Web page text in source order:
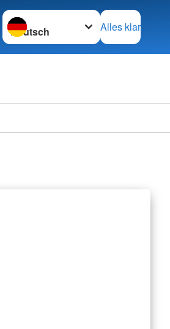
Sprache wechseln zu
Alles klar